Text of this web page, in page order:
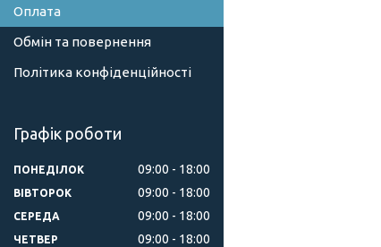
Оплата
Обмін та повернення
Політика конфіденційності
Графік роботи
ПОНЕДІЛОК 09:00 18:00
ВІВТОРОК 09:00 18:00
СЕРЕДА 09:00 18:00
ЧЕТВЕР 09:00 18:00